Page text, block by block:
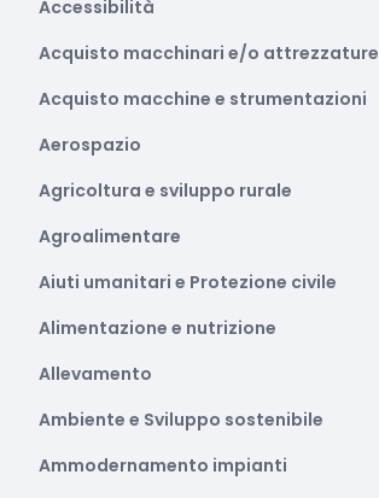
Accessibilità
Acquisto macchinari e/o attrezzature
Acquisto macchine e strumentazioni
Aerospazio
Agricoltura e sviluppo rurale
Agroalimentare
Aiuti umanitari e Protezione civile
Alimentazione e nutrizione
Allevamento
Ambiente e Sviluppo sostenibile
Ammodernamento impianti